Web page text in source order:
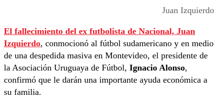
Juan Izquierdo
El fallecimiento del ex futbolista de Nacional, Juan
Izquierdo, conmocionó al fútbol sudamericano y en medio
de una despedida masiva en Montevideo, el presidente de
la Asociación Uruguaya de Fútbol, Ignacio Alonso,
confirmó que le darán una importante ayuda económica a
su familia.